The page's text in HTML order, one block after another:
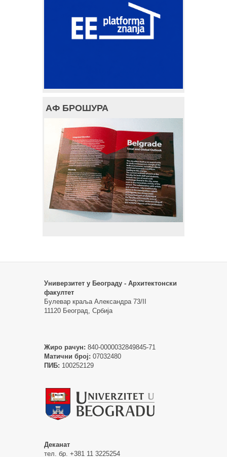
АФ БРОШУРА
Универзитет у Београду - Архитектонски
факултет
Булевар краља Александра 73/II
11120 Београд, Србија
Жиро рачун: 840-0000032849845-71
Матични број: 07032480
ПИБ: 100252129
Деканат
тел. бр. +381 11 3225254